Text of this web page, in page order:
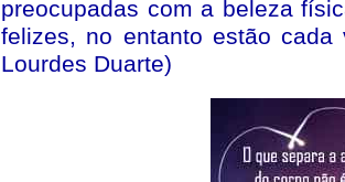
preocupadas com a beleza
felizes, no entanto estão cada
Lourdes Duarte)